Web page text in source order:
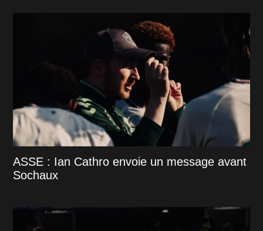
ASSE : Ian Cathro envoie un message avant
Sochaux